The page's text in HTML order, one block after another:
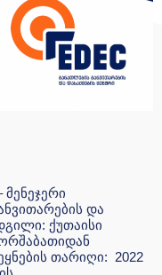
მენეჯერი
და
ქუთაისი
თარიღი: 2022